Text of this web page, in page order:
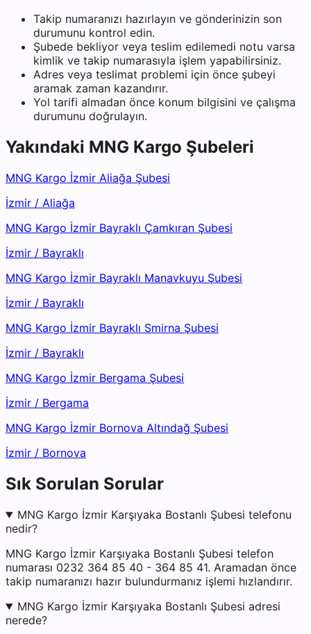
Takip numaranızı hazırlayın ve gönderinizin son
durumunu kontrol edin.
Şubede bekliyor veya teslim edilemedi notu varsa
kimlik ve takip numarasıyla işlem yapabilirsiniz.
Adres veya teslimat problemi için önce şubeyi
aramak zaman kazandırır.
Yol tarifi almadan önce konum bilgisini ve çalışma
durumunu doğrulayın.
Yakındaki MNG Kargo Şubeleri
MNG Kargo İzmir Aliağa Şubesi
İzmir / Aliağa
MNG Kargo İzmir Bayraklı Çamkıran Şubesi
İzmir / Bayraklı
MNG Kargo İzmir Bayraklı Manavkuyu Şubesi
İzmir / Bayraklı
MNG Kargo İzmir Bayraklı Smirna Şubesi
İzmir / Bayraklı
MNG Kargo İzmir Bergama Şubesi
İzmir / Bergama
MNG Kargo İzmir Bornova Altındağ Şubesi
İzmir / Bornova
Sık Sorulan Sorular
MNG Kargo İzmir Karşıyaka Bostanlı Şubesi telefonu
nedir?
MNG Kargo İzmir Karşıyaka Bostanlı Şubesi telefon
numarası 0232 364 85 40 - 364 85 41. Aramadan önce
takip numaranızı hazır bulundurmanız işlemi hızlandırır.
MNG Kargo İzmir Karşıyaka Bostanlı Şubesi adresi
nerede?